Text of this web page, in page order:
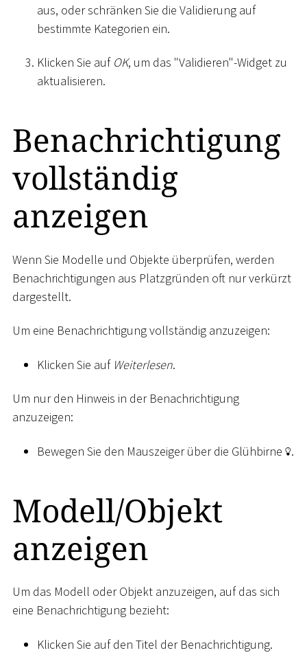
aus, oder schränken Sie die Validierung auf
bestimmte Kategorien ein.
Klicken Sie auf OK, um das "Validieren"-Widget zu
aktualisieren.
Benachrichtigung
vollständig
anzeigen
Wenn Sie Modelle und Objekte überprüfen, werden
Benachrichtigungen aus Platzgründen oft nur verkürzt
dargestellt.
Um eine Benachrichtigung vollständig anzuzeigen:
Klicken Sie auf Weiterlesen.
Um nur den Hinweis in der Benachrichtigung
anzuzeigen:
Bewegen Sie den Mauszeiger über die Glühbirne .
Modell/Objekt
anzeigen
Um das Modell oder Objekt anzuzeigen, auf das sich
eine Benachrichtigung bezieht:
Klicken Sie auf den Titel der Benachrichtigung.